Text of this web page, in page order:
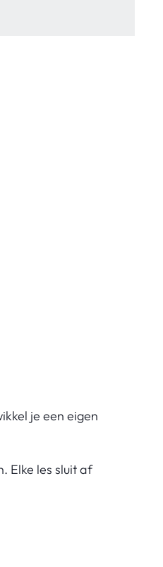
je een eigen
Elke les sluit af